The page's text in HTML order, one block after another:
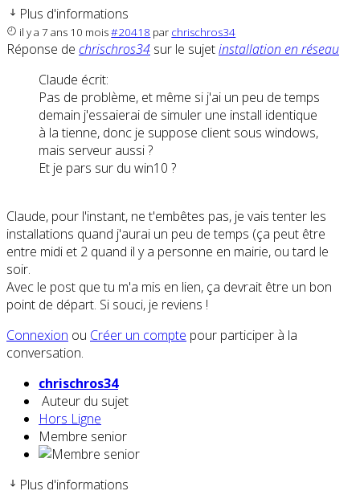
Plus d'informations
il y a 7 ans 10 mois#20418 par chrischros34
Réponse de chrischros34 sur le sujetinstallation en réseau
Claude écrit:
Pas de problème, et même si j'ai un peu de temps
demain j'essaierai de simuler une install identique
à la tienne, donc je suppose client sous windows,
mais serveur aussi ?
Et je pars sur du win10 ?
Claude, pour l'instant, ne t'embêtes pas, je vais tenter les
installations quand j'aurai un peu de temps (ça peut être
entre midi et 2 quand il y a personne en mairie, ou tard le
soir.
Avec le post que tu m'a mis en lien, ça devrait être un bon
point de départ. Si souci, je reviens !
Connexion ou Créer un compte pour participer à la
conversation.
chrischros34
Auteur du sujet
Hors Ligne
Membre senior
Plus d'informations